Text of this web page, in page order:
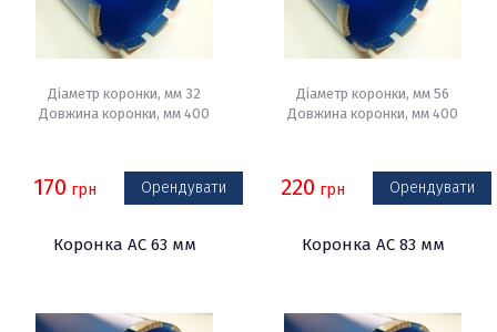
Діаметр коронки, мм 32
Довжина коронки, мм 400
170 грн Орендувати
Діаметр коронки, мм 56
Довжина коронки, мм 400
220 грн Орендувати
Коронка АС 63 мм Коронка АС 83 мм